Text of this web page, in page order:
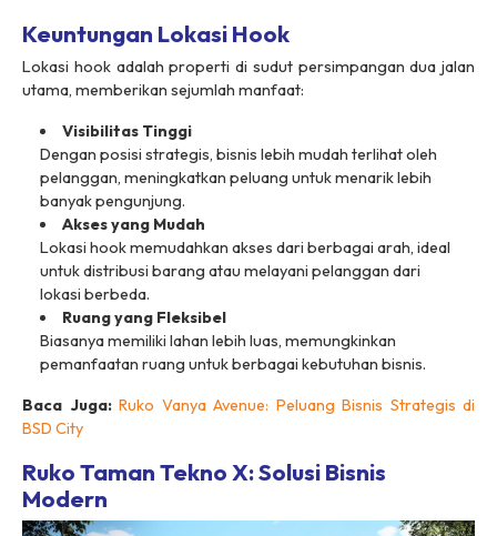
Keuntungan Lokasi Hook
Lokasi hook adalah properti di sudut persimpangan dua jalan
utama, memberikan sejumlah manfaat:
Visibilitas Tinggi
Dengan posisi strategis, bisnis lebih mudah terlihat oleh
pelanggan, meningkatkan peluang untuk menarik lebih
banyak pengunjung.
Akses yang Mudah
Lokasi hook memudahkan akses dari berbagai arah, ideal
untuk distribusi barang atau melayani pelanggan dari
lokasi berbeda.
Ruang yang Fleksibel
Biasanya memiliki lahan lebih luas, memungkinkan
pemanfaatan ruang untuk berbagai kebutuhan bisnis.
Baca Juga: Ruko Vanya Avenue: Peluang Bisnis Strategis di
BSD City
Ruko Taman Tekno X: Solusi Bisnis
Modern